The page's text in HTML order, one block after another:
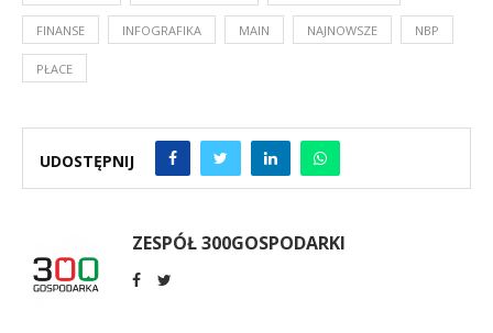
FINANSE INFOGRAFIKA MAIN NAJNOWSZE NBP
PŁACE
UDOSTĘPNIJ
ZESPÓŁ 300GOSPODARKI